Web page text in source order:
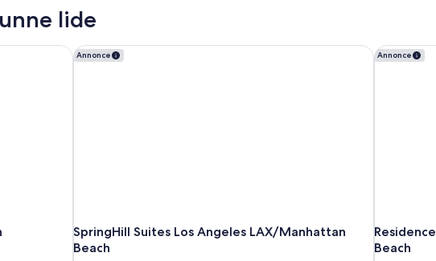
lide
Annonce
SpringHill Suites Los Angeles LAX/Manhattan
Beach
SpringHill Suites Los Angeles LAX/Manhattan Beach Annonce
Beach